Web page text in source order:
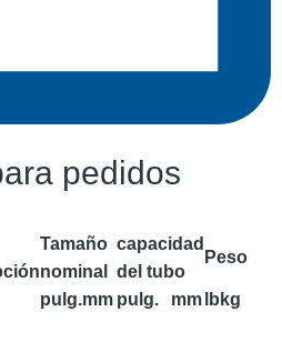
pedidos
Tamaño
nominal
capacidad
del tubo
Peso
pulg.mm pulg. mm lb kg